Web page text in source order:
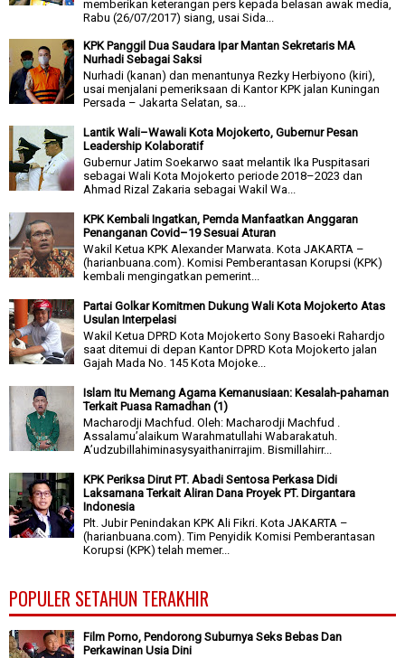
memberikan keterangan pers kepada belasan awak media,
Rabu (26/07/2017) siang, usai Sida...
KPK Panggil Dua Saudara Ipar Mantan Sekretaris MA
Nurhadi Sebagai Saksi
Nurhadi (kanan) dan menantunya Rezky Herbiyono (kiri),
usai menjalani pemeriksaan di Kantor KPK jalan Kuningan
Persada – Jakarta Selatan, sa...
Lantik Wali–Wawali Kota Mojokerto, Gubernur Pesan
Leadership Kolaboratif
Gubernur Jatim Soekarwo saat melantik Ika Puspitasari
sebagai Wali Kota Mojokerto periode 2018–2023 dan
Ahmad Rizal Zakaria sebagai Wakil Wa...
KPK Kembali Ingatkan, Pemda Manfaatkan Anggaran
Penanganan Covid–19 Sesuai Aturan
Wakil Ketua KPK Alexander Marwata. Kota JAKARTA –
(harianbuana.com). Komisi Pemberantasan Korupsi (KPK)
kembali mengingatkan pemerint...
Partai Golkar Komitmen Dukung Wali Kota Mojokerto Atas
Usulan Interpelasi
Wakil Ketua DPRD Kota Mojokerto Sony Basoeki Rahardjo
saat ditemui di depan Kantor DPRD Kota Mojokerto jalan
Gajah Mada No. 145 Kota Mojoke...
Islam Itu Memang Agama Kemanusiaan: Kesalah-pahaman
Terkait Puasa Ramadhan (1)
Macharodji Machfud. Oleh: Macharodji Machfud .
Assalamu’alaikum Warahmatullahi Wabarakatuh.
A’udzubillahiminasysyaithanirrajim. Bismillahirr...
KPK Periksa Dirut PT. Abadi Sentosa Perkasa Didi
Laksamana Terkait Aliran Dana Proyek PT. Dirgantara
Indonesia
Plt. Jubir Penindakan KPK Ali Fikri. Kota JAKARTA –
(harianbuana.com). Tim Penyidik Komisi Pemberantasan
Korupsi (KPK) telah memer...
POPULER SETAHUN TERAKHIR
Film Porno, Pendorong Suburnya Seks Bebas Dan
Perkawinan Usia Dini